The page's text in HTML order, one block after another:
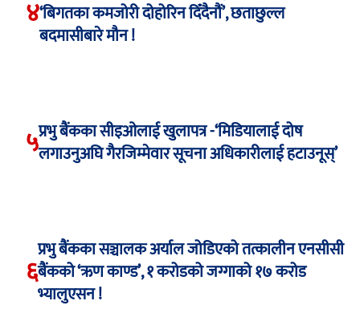
४‘बिगतका कमजोरी दोहोरिन दिँदैनौं’, छताछुल्ल
बदमासीबारे मौन !
५प्रभु बैंकका सीइओलाई खुलापत्र -‘मिडियालाई दोष
लगाउनुअघि गैरजिम्मेवार सूचना अधिकारीलाई हटाउनूस्’
६
प्रभु बैंकका सञ्चालक अर्याल जोडिएको तत्कालीन एनसीसी
बैंकको ‘ऋण काण्ड’, १ करोडको जग्गाको १७ करोड
भ्यालुएसन !